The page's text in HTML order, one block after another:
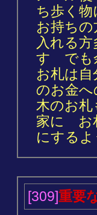
ち歩く
お持ち
入れる
す でも
お札は
のお金
木のお
家に お
にする
[309]重要